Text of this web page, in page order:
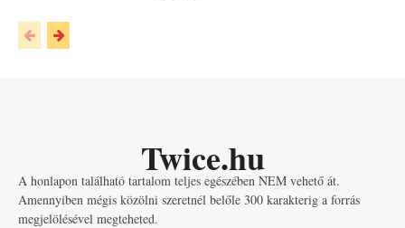
Twice.hu
A honlapon található tartalom teljes egészében NEM vehető át.
Amennyiben mégis közölni szeretnél belőle 300 karakterig a forrás
megjelölésével megteheted.